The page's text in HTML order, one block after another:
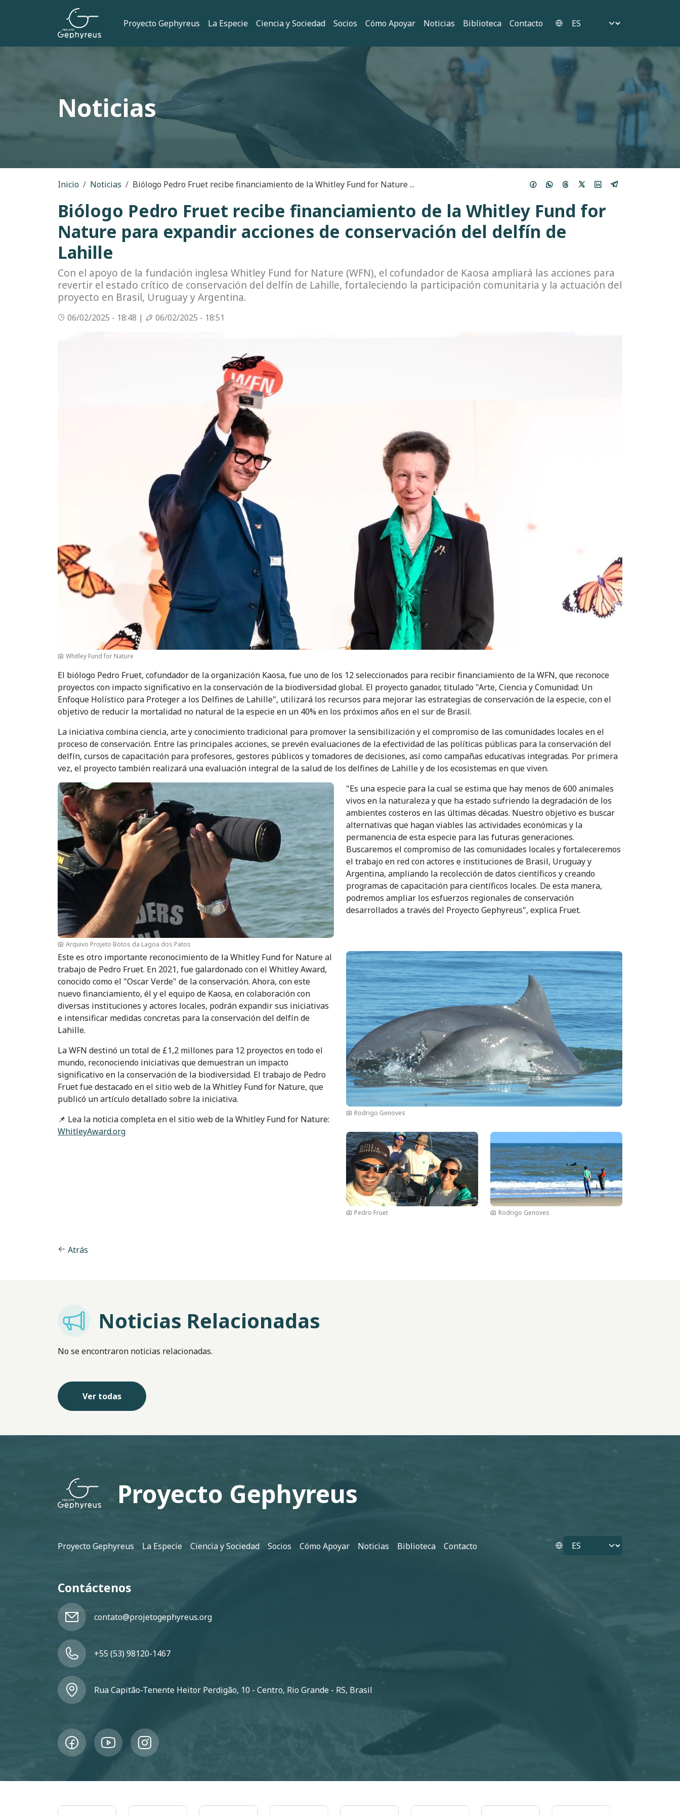
Pasar al contenido principal
Navegación principal
Proyecto Gephyreus La Especie Ciencia y Sociedad Socios Cómo Apoyar Noticias Biblioteca Contacto Select your language
Noticias
Ruta de navegación
Inicio Noticias Biólogo Pedro Fruet recibe financiamiento de la Whitley Fund for Nature ...
Biólogo Pedro Fruet recibe financiamiento de la Whitley Fund for
Nature para expandir acciones de conservación del delfín de
Lahille
Con el apoyo de la fundación inglesa Whitley Fund for Nature (WFN), el cofundador de Kaosa ampliará las acciones para
revertir el estado crítico de conservación del delfín de Lahille, fortaleciendo la participación comunitaria y la actuación del
proyecto en Brasil, Uruguay y Argentina.
06/02/2025 - 18:48 |
06/02/2025 - 18:51
Whitley Fund for Nature
El biólogo Pedro Fruet, cofundador de la organización Kaosa, fue uno de los 12 seleccionados para recibir financiamiento de la WFN, que reconoce
proyectos con impacto significativo en la conservación de la biodiversidad global. El proyecto ganador, titulado "Arte, Ciencia y Comunidad: Un
Enfoque Holístico para Proteger a los Delfines de Lahille", utilizará los recursos para mejorar las estrategias de conservación de la especie, con el
objetivo de reducir la mortalidad no natural de la especie en un 40% en los próximos años en el sur de Brasil.
La iniciativa combina ciencia, arte y conocimiento tradicional para promover la sensibilización y el compromiso de las comunidades locales en el
proceso de conservación. Entre las principales acciones, se prevén evaluaciones de la efectividad de las políticas públicas para la conservación del
delfín, cursos de capacitación para profesores, gestores públicos y tomadores de decisiones, así como campañas educativas integradas. Por primera
vez, el proyecto también realizará una evaluación integral de la salud de los delfines de Lahille y de los ecosistemas en que viven.
Imagen
Arquivo Projeto Botos da Lagoa dos Patos
"Es una especie para la cual se estima que hay menos de 600 animales
vivos en la naturaleza y que ha estado sufriendo la degradación de los
ambientes costeros en las últimas décadas. Nuestro objetivo es buscar
alternativas que hagan viables las actividades económicas y la
permanencia de esta especie para las futuras generaciones.
Buscaremos el compromiso de las comunidades locales y fortaleceremos
el trabajo en red con actores e instituciones de Brasil, Uruguay y
Argentina, ampliando la recolección de datos científicos y creando
programas de capacitación para científicos locales. De esta manera,
podremos ampliar los esfuerzos regionales de conservación
desarrollados a través del Proyecto Gephyreus", explica Fruet.
Imagen
Rodrigo Genoves
Imagen
Pedro Fruet
Imagen
Rodrigo Genoves
Este es otro importante reconocimiento de la Whitley Fund for Nature al
trabajo de Pedro Fruet. En 2021, fue galardonado con el Whitley Award,
conocido como el "Oscar Verde" de la conservación. Ahora, con este
nuevo financiamiento, él y el equipo de Kaosa, en colaboración con
diversas instituciones y actores locales, podrán expandir sus iniciativas
e intensificar medidas concretas para la conservación del delfín de
Lahille.
La WFN destinó un total de £1,2 millones para 12 proyectos en todo el
mundo, reconociendo iniciativas que demuestran un impacto
significativo en la conservación de la biodiversidad. El trabajo de Pedro
Fruet fue destacado en el sitio web de la Whitley Fund for Nature, que
publicó un artículo detallado sobre la iniciativa.
📌 Lea la noticia completa en el sitio web de la Whitley Fund for Nature:
WhitleyAward.org
Atrás
Imagem Noticias Relacionadas
No se encontraron noticias relacionadas.
Ver todas
Proyecto Gephyreus
Pie de página
Proyecto Gephyreus La Especie Ciencia y Sociedad Socios Cómo Apoyar Noticias Biblioteca Contacto Select your language
Contáctenos
contato@projetogephyreus.org
+55 (53) 98120-1467
Rua Capitão-Tenente Heitor Perdigão, 10 - Centro, Rio Grande - RS, Brasil